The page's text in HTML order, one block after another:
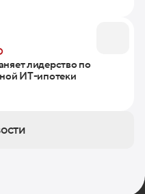
лидерство по
ИТ-ипотеки